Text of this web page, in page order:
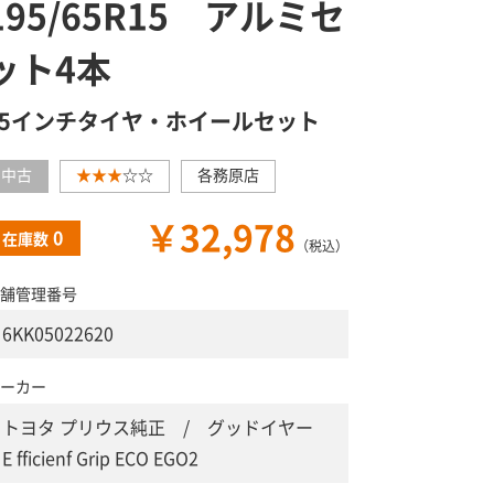
65R15 アルミセ
ト4本
インチタイヤ・ホイールセット
中古 ★★★☆☆ 各務原店
在庫数 0 ￥32,978 （税込）
管理番号
6KK05022620
カー
トヨタ プリウス純正 / グッドイヤー
E fficienf Grip ECO EGO2